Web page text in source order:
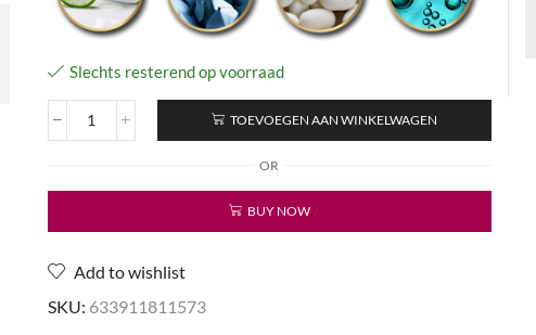
Slechts resterend op voorraad
Aloe
Agave
Curl
Spray
aantal
TOEVOEGEN AAN WINKELWAGEN
OR
BUY NOW
Add to wishlist
SKU: 633911811573